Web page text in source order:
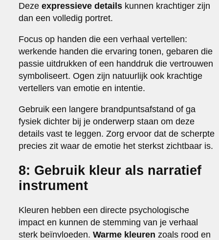
Dezeexpressieve details kunnen krachtiger zijn
dan een volledig portret.
Focus op handen die een verhaal vertellen:
werkende handen die ervaring tonen, gebaren die
passie uitdrukken of een handdruk die vertrouwen
symboliseert. Ogen zijn natuurlijk ook krachtige
vertellers van emotie en intentie.
Gebruik een langere brandpuntsafstand of ga
fysiek dichter bij je onderwerp staan om deze
details vast te leggen. Zorg ervoor dat de scherpte
precies zit waar de emotie het sterkst zichtbaar is.
8: Gebruik kleur als narratief
instrument
Kleuren hebben een directe psychologische
impact en kunnen de stemming van je verhaal
sterk beïnvloeden.Warme kleuren zoals rood en